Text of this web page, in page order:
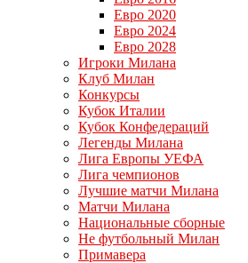
Евро 2020
Евро 2024
Евро 2028
Игроки Милана
Клуб Милан
Конкурсы
Кубок Италии
Кубок Конфедераций
Легенды Милана
Лига Европы УЕФА
Лига чемпионов
Лучшие матчи Милана
Матчи Милана
Национальные сборные
Не футбольный Милан
Примавера